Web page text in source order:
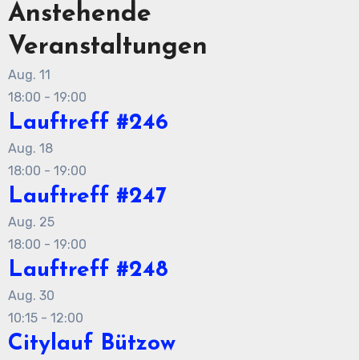
Anstehende
Veranstaltungen
Aug. 11
18:00 - 19:00
Lauftreff #246
Aug. 18
18:00 - 19:00
Lauftreff #247
Aug. 25
18:00 - 19:00
Lauftreff #248
Aug. 30
10:15- 12:00
Citylauf Bützow